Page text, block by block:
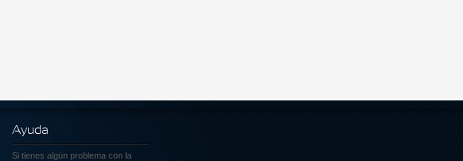
Buscar
Ayuda
Si tienes algún problema con la